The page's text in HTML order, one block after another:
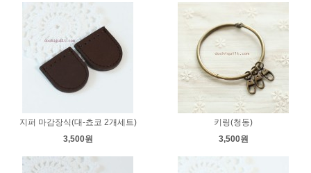
지퍼 마감장식(대-쵸코 2개세트)
3,500원
키링(청동)
3,500원